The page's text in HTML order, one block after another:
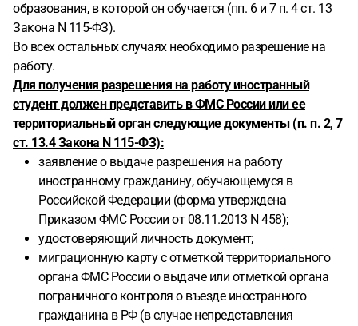
образования, в которой он обучается (пп. 6 и 7 п. 4 ст. 13
Закона N 115-ФЗ).
Во всех остальных случаях необходимо разрешение на
работу.
Для получения разрешения на работу иностранный
студент должен представить в ФМС России или ее
территориальный орган следующие документы (п. п. 2, 7
ст. 13.4 Закона N 115-ФЗ):
заявление о выдаче разрешения на работу
иностранному гражданину, обучающемуся в
Российской Федерации (форма утверждена
Приказом ФМС России от 08.11.2013 N 458);
удостоверяющий личность документ;
миграционную карту с отметкой территориального
органа ФМС России о выдаче или отметкой органа
пограничного контроля о въезде иностранного
гражданина в РФ (в случае непредставления